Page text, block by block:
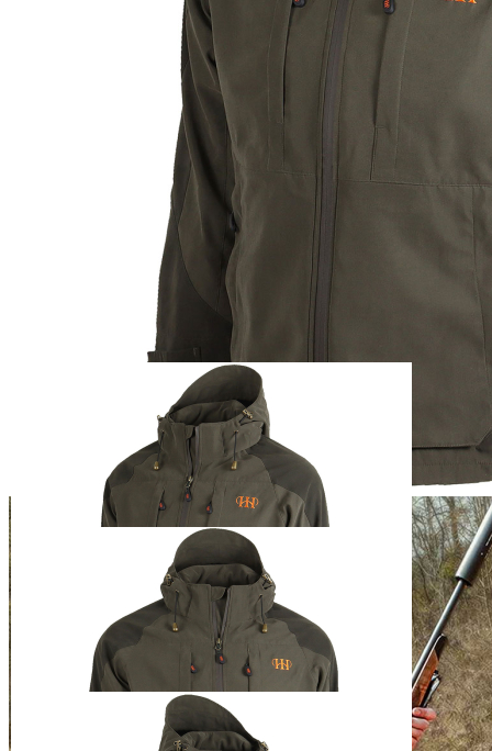
Zum Anfang der Bildergalerie springen
HH Herren-
Ganzjahresjacke
Hendrik
ab
169,00 €